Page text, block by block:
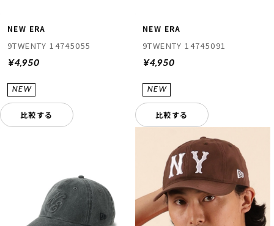
NEW ERA
9TWENTY 14745055
¥4,950
比較する
NEW ERA
9TWENTY 14745091
¥4,950
比較する